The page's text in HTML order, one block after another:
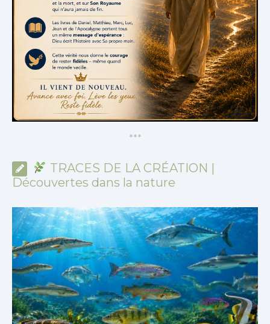
***
TRACES DE LA CRÉATION |
Découvertes dans la nature